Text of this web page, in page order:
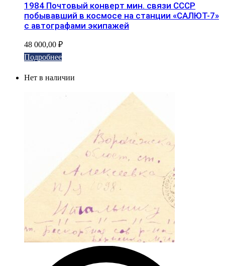
1984 Почтовый конверт мин. связи СССР
побывавший в космосе на станции «САЛЮТ-7»
с автографами экипажей
48 000,00 ₽
Подробнее
Нет в наличии